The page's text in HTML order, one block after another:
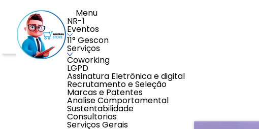
Menu
NR-1
Eventos
11° Gescon
Serviços
Coworking
LGPD
Assinatura Eletrônica e digital
Recrutamento e Seleção
Marcas e Patentes
Analise Comportamental
Sustentabilidade
Consultorias
Serviços Gerais
Educação>